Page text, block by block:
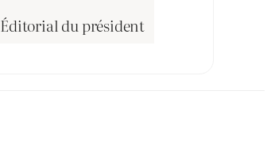
Éditorial du président